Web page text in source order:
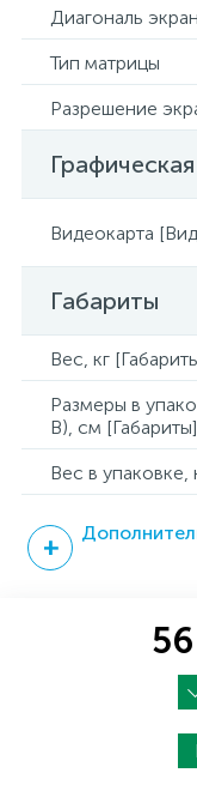
Диагональ
Тип матрицы
Разрешение
Видеокарта
Габариты
Вес, кг
Размеры в
В), см [Габариты]
Вес в упаковке,